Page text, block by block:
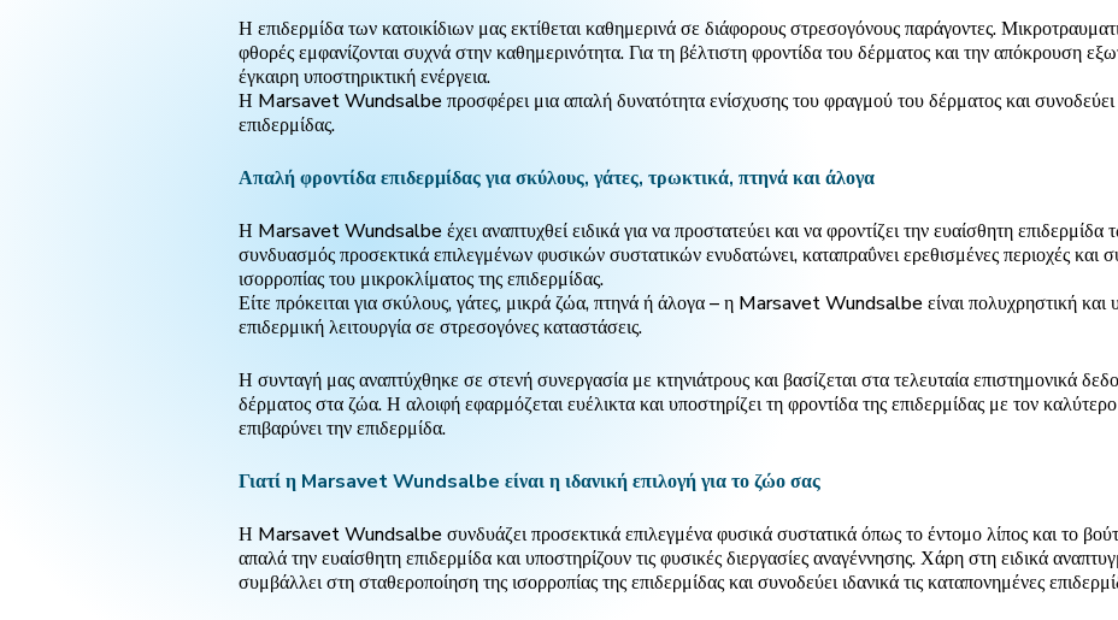
Η επιδερμίδα των κατοικίδιων μας εκτίθεται καθημερινά σε διάφορους στρεσογόνους παράγοντες.
φθορές εμφανίζονται συχνά στην καθημερινότητα. Για τη βέλτιστη φροντίδα του δέρματος και την απόκρουση
έγκαιρη υποστηρικτική ενέργεια.
Η Marsavet Wundsalbe προσφέρει μια απαλή δυνατότητα ενίσχυσης του φραγμού του δέρματος και
επιδερμίδας.
Απαλή φροντίδα επιδερμίδας για σκύλους, γάτες, τρωκτικά, πτηνά και άλογα
Η Marsavet Wundsalbe έχει αναπτυχθεί ειδικά για να προστατεύει και να φροντίζει την ευαίσθητη
συνδυασμός προσεκτικά επιλεγμένων φυσικών συστατικών ενυδατώνει, καταπραΰνει ερεθισμένες περιοχές και
ισορροπίας του μικροκλίματος της επιδερμίδας.
Είτε πρόκειται για σκύλους, γάτες, μικρά ζώα, πτηνά ή άλογα – η Marsavet Wundsalbe είναι πολυχρηστική και
επιδερμική λειτουργία σε στρεσογόνες καταστάσεις.
Η συνταγή μας αναπτύχθηκε σε στενή συνεργασία με κτηνιάτρους και βασίζεται στα τελευταία επιστημονικά
δέρματος στα ζώα. Η αλοιφή εφαρμόζεται ευέλικτα και υποστηρίζει τη φροντίδα της επιδερμίδας με τον
επιβαρύνει την επιδερμίδα.
Γιατί η Marsavet Wundsalbe είναι η ιδανική επιλογή για το ζώο σας
Η Marsavet Wundsalbe συνδυάζει προσεκτικά επιλεγμένα φυσικά συστατικά όπως το έντομο λίπος και το
απαλά την ευαίσθητη επιδερμίδα και υποστηρίζουν τις φυσικές διεργασίες αναγέννησης. Χάρη στη ειδικά
συμβάλλει στη σταθεροποίηση της ισορροπίας της επιδερμίδας και συνοδεύει ιδανικά τις καταπονημένες